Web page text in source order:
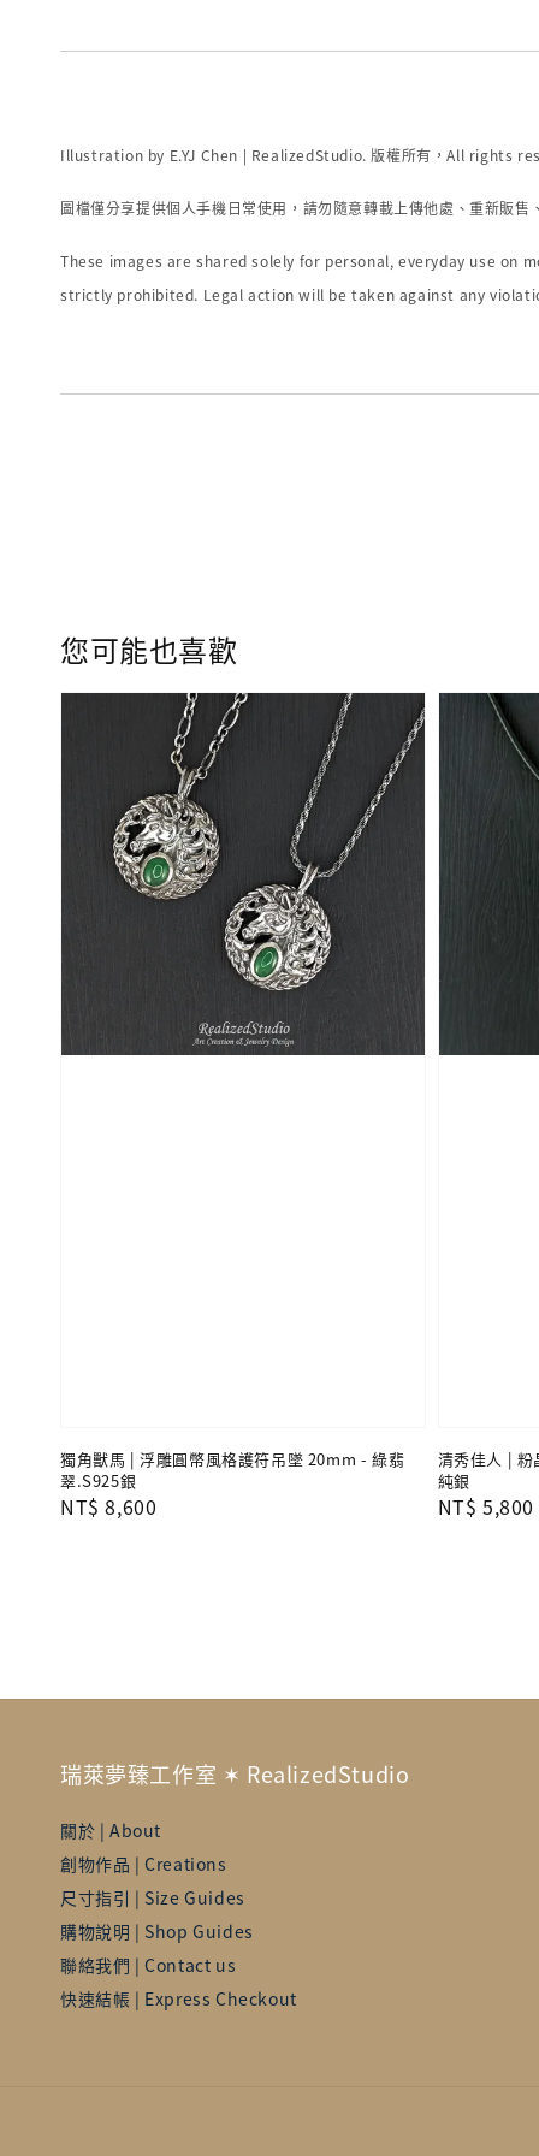
Illustration by E.YJ Chen | RealizedStudio. 版權所有，All rights
圖檔僅分享提供個人手機日常使用，請勿隨意轉載上傳他處、重新販
These images are shared solely for personal, everyday use
strictly prohibited. Legal action will be taken against any
您可能也喜歡
獨角獸馬 | 浮雕圓幣風格護符吊墜 20mm - 綠翡
翠.S925銀
Regular
NT$ 8,600
清秀佳人 |
純銀
Regular
NT$ 5,800
瑞萊夢臻工作室 ✶ RealizedStudio
關於 | About
創物作品 | Creations
尺寸指引 | Size Guides
購物說明 | Shop Guides
聯絡我們 | Contact us
快速結帳 | Express Checkout